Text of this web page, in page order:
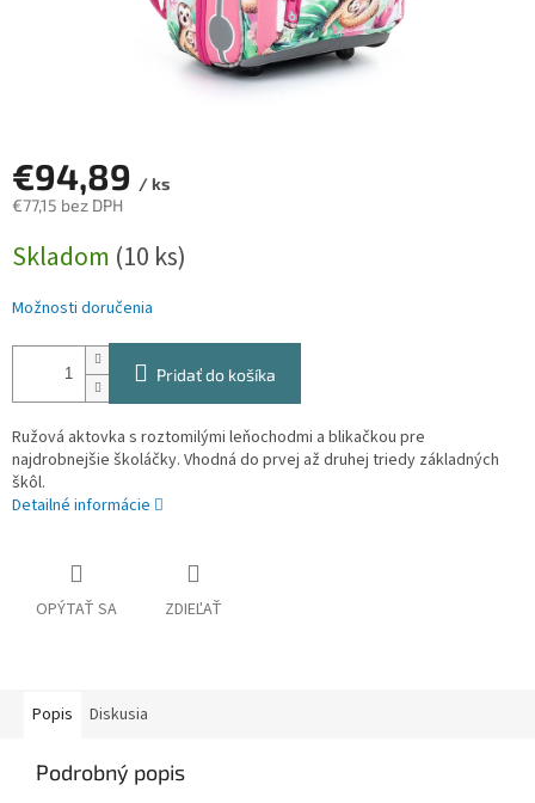
€94,89 / ks
€77,15 bez DPH
cena:
Skladom (10 ks)
Možnosti doručenia
Pridať do košíka
Ružová aktovka s roztomilými leňochodmi a blikačkou pre
najdrobnejšie školáčky. Vhodná do prvej až druhej triedy základných
škôl.
Detailné informácie
OPÝTAŤ SA ZDIEĽAŤ
Popis Diskusia
Podrobný popis